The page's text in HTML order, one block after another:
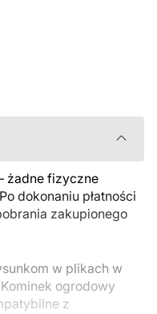
Zalecamy
problemy z zamówieniem,
żadne fizyczne
dokonaniu płatności
zakupionego
w plikach w
ogrodowy
z